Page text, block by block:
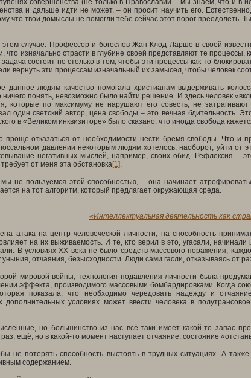
совершенства (не только в Православии – мы знаем, что и в
и дальше идти не может, – он просит научить его.
что твои домыслы не помогли тебе сейчас этот порог преодолеть.
случае. Профессор и богослов Жан-Клод Ларше в своей
что изначально страсти в глубине своей представляют те
состоит не столько в том, чтобы эти процессы как-то
вернуть эти процессам изначальный их замысел, чтобы человек
данное людям качество помогала христианам выдерживать
ничего понять, невозможно было найти решение. И здесь человек
которые по максимуму не нарушают его совесть, не
один светский автор, цена свободы – это вечная бдительность.
в «Великом инквизиторе» было сказано, что иногда свобода
проще отказаться от необходимости нести бремя свободы. Что и
давлении некоторым людям хотелось, наоборот, уйти от
негативных мыслей, например, своих обид. Рефлексия –
от меня эта обстановка[1].
не пользуемся этой способностью, – она начинает
на тот алгоритм, который предлагает окружающая среда.
«Интеллектуальная деятельность как
атака на центр человеческой личности, на способность
на их выживаемость. И те, кто верил в это, угасали, начинали
В условияхXX века не было средств массового поражения,
отчаяния, безысходности. Люди сами гасли, отказываясь от
мировой войны, технология подавления личности была
эффекта, производимого массовыми бомбардировками. Когда
показала, что необходимо чередовать надежду и
условиях может ввести человека в
но большинство из нас всё-таки имеет какой-то запас
ещё, но в какой-то момент наступает отчаяние, состояние
не потерять способность выстоять в трудных ситуациях. А
содержанием.